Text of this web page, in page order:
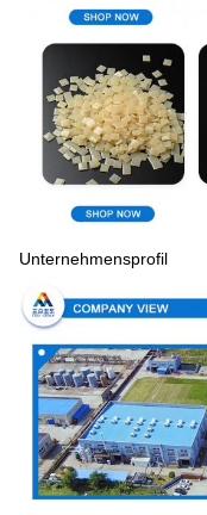
Unternehmensprofil